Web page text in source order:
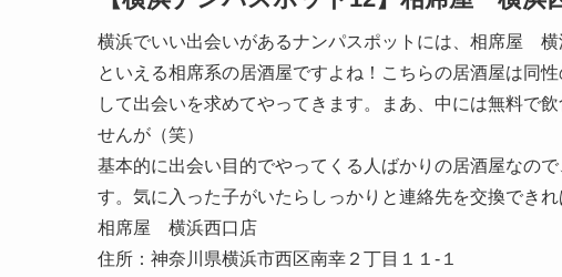
横浜でいい出会いがあるナンパスポットには、相席屋
といえる相席系の居酒屋ですよね！こちらの居酒屋は同
して出会いを求めてやってきます。まあ、中には無料で
せんが（笑）
基本的に出会い目的でやってくる人ばかりの居酒屋なの
す。気に入った子がいたらしっかりと連絡先を交換できれ
相席屋 横浜西口店
住所：神奈川県横浜市西区南幸２丁目１１-１